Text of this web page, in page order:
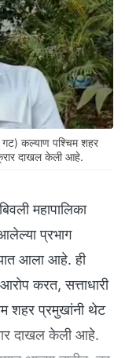
गट) कल्याण पश्चिम शहर
दाखल केली आहे.
महापालिका
प्रभाग
आला आहे. ही
करत, सत्ताधारी
शहर प्रमुखांनी थेट
दाखल केली आहे.